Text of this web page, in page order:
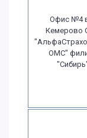
Офис №4
Кемерово
ОМС"